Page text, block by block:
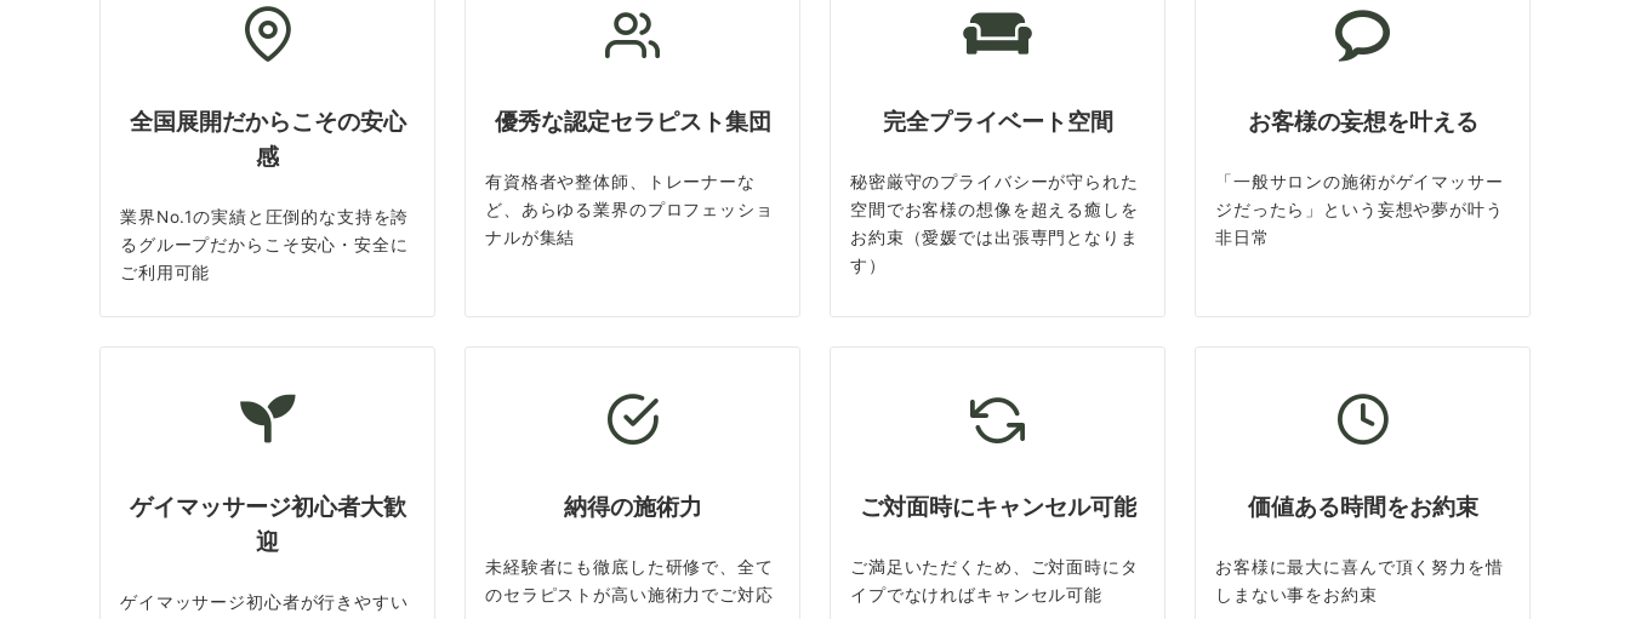
全国展開だからこその安心
感
業界No.1の実績と圧倒的な支持を誇
るグループだからこそ安心・安全に
ご利用可能
優秀な認定セラピスト集団
有資格者や整体師、トレーナーな
ど、あらゆる業界のプロフェッショ
ナルが集結
完全プライベート空間
秘密厳守のプライバシーが守られた
空間でお客様の想像を超える癒しを
お約束（愛媛では出張専門となりま
す）
お客様の妄想を叶える
「一般サロンの施術がゲイマッサー
ジだったら」という妄想や夢が叶う
非日常
ゲイマッサージ初心者大歓
迎
ゲイマッサージ初心者が行きやすい
納得の施術力
未経験者にも徹底した研修で、全て
のセラピストが高い施術力でご対応
ご対面時にキャンセル可能
ご満足いただくため、ご対面時にタ
イプでなければキャンセル可能
価値ある時間をお約束
お客様に最大に喜んで頂く努力を惜
しまない事をお約束